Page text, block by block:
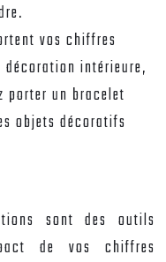
vos chiffres
intérieure,
porter un bracelet
objets décoratifs
sont des outils
de vos chiffres